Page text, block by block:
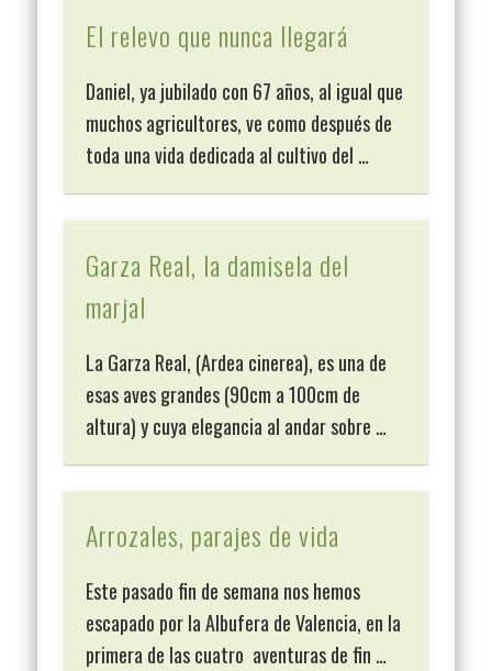
El relevo que nunca llegará
Daniel, ya jubilado con 67 años, al igual que
muchos agricultores, ve como después de
toda una vida dedicada al cultivo del …
Garza Real, la damisela del
marjal
La Garza Real, (Ardea cinerea), es una de
esas aves grandes (90cm a 100cm de
altura) y cuya elegancia al andar sobre …
Arrozales, parajes de vida
Este pasado fin de semana nos hemos
escapado por la Albufera de Valencia, en la
primera de las cuatro aventuras de fin …